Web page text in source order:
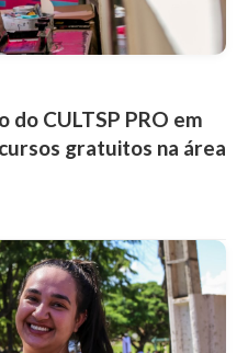
CULTSP PRO em
gratuitos na área